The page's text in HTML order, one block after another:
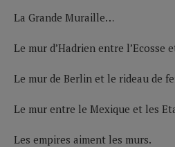
La Grande Muraille…
Le mur d’Hadrien entre l’Ecosse
Le mur de Berlin et le rideau de
Le mur entre le Mexique et les
Les empires aiment les murs.